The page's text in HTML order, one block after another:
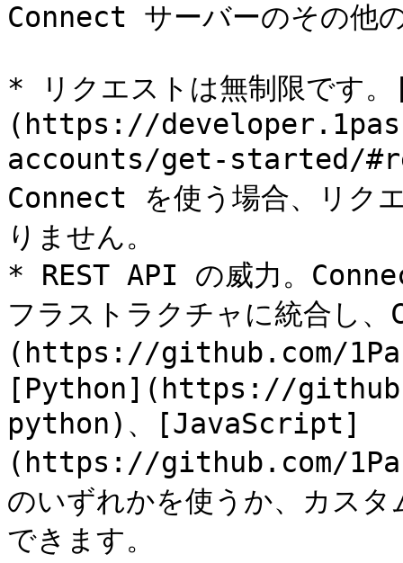
Connect サーバーのその他
* リクエストは無制限です
(https://
accounts/get-started/
Connect を使う場合、リク
りません。
* REST API の威力。
フラストラクチャに統合し
(https://github.com/
[Python](https://
python)、[JavaScript]
(https://github.com/
のいずれかを使うか、カス
できます。